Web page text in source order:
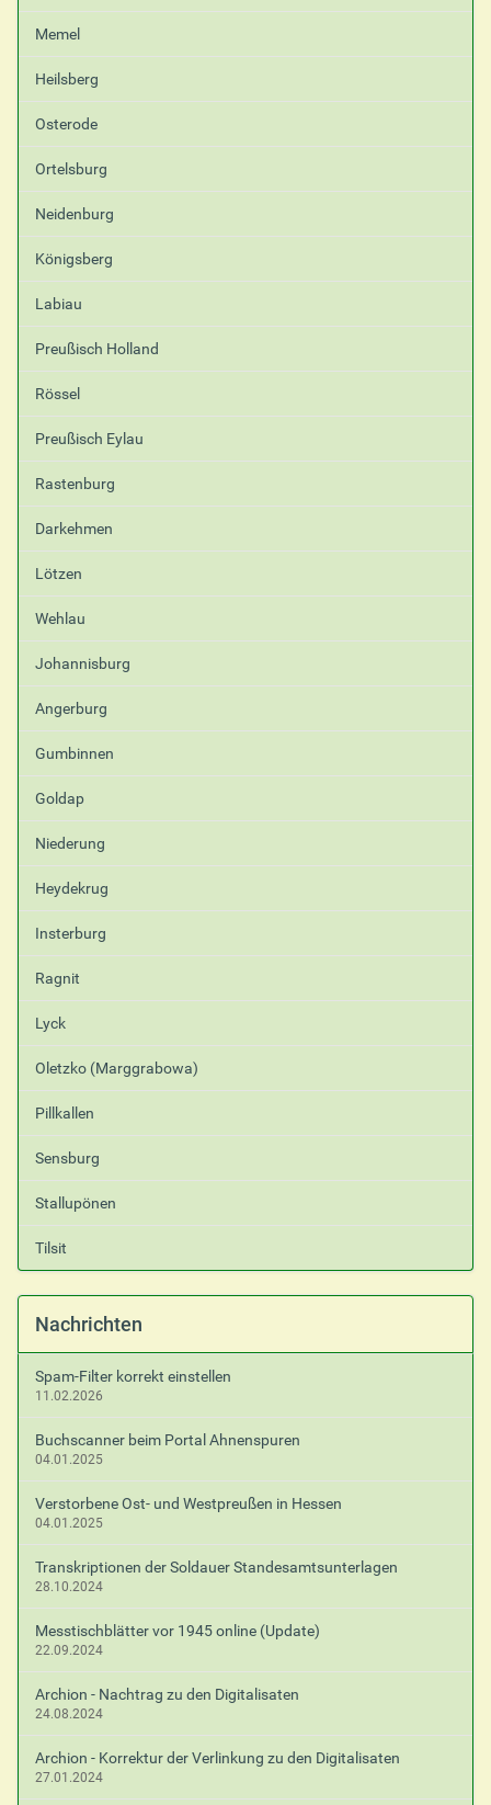
Memel
Heilsberg
Osterode
Ortelsburg
Neidenburg
Königsberg
Labiau
Preußisch Holland
Rössel
Preußisch Eylau
Rastenburg
Darkehmen
Lötzen
Wehlau
Johannisburg
Angerburg
Gumbinnen
Goldap
Niederung
Heydekrug
Insterburg
Ragnit
Lyck
Oletzko (Marggrabowa)
Pillkallen
Sensburg
Stallupönen
Tilsit
Nachrichten
Spam-Filter korrekt einstellen
11.02.2026
Buchscanner beim Portal Ahnenspuren
04.01.2025
Verstorbene Ost- und Westpreußen in Hessen
04.01.2025
Transkriptionen der Soldauer Standesamtsunterlagen
28.10.2024
Messtischblätter vor 1945 online (Update)
22.09.2024
Archion - Nachtrag zu den Digitalisaten
24.08.2024
Archion - Korrektur der Verlinkung zu den Digitalisaten
27.01.2024